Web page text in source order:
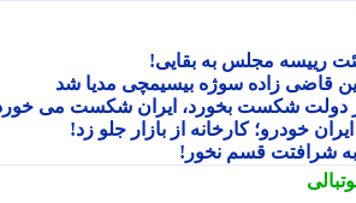
مجلس به بقایی!
زاده سوژه بیسیمچی مدیا شد
شکست بخورد، ایران شکست می خورد
کارخانه از بازار جلو زد!
شرافتت قسم نخور!